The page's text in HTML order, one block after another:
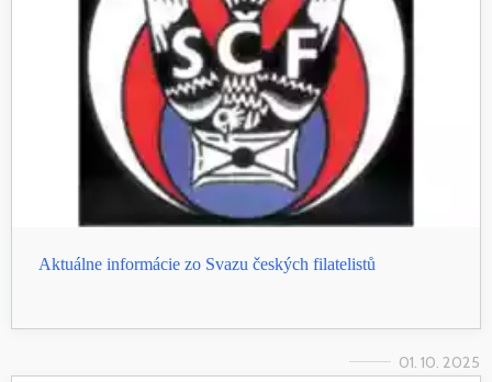
Aktuálne informácie zo Svazu českých filatelistů
01. 10. 2025